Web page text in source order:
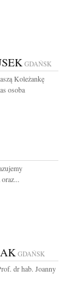
GDAŃSK
Koleżankę
osoba
GDAŃSK
dr hab. Joanny